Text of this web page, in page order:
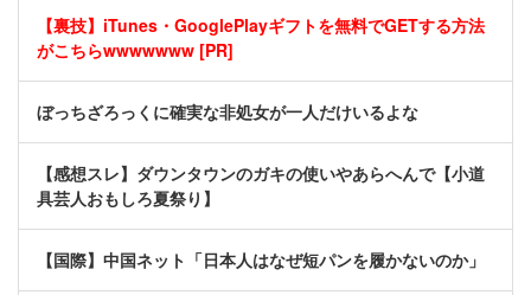
【裏技】iTunes・GooglePlayギフトを無料でGETする方法
がこちらwwwwwww [PR]
ぼっちざろっくに確実な非処女が一人だけいるよな
【感想スレ】ダウンタウンのガキの使いやあらへんで【小道
具芸人おもしろ夏祭り】
【国際】中国ネット「日本人はなぜ短パンを履かないのか」